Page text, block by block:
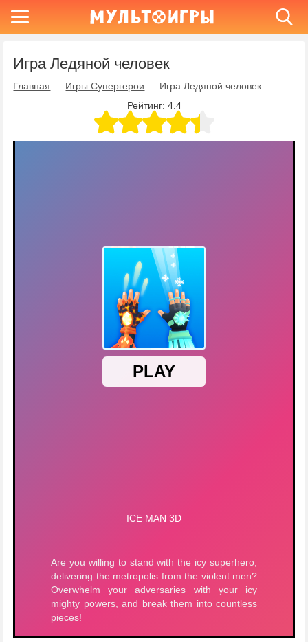
Игра Ледяной человек
Главная — Игры Супергерои — Игра Ледяной человек
Рейтинг: 4.4